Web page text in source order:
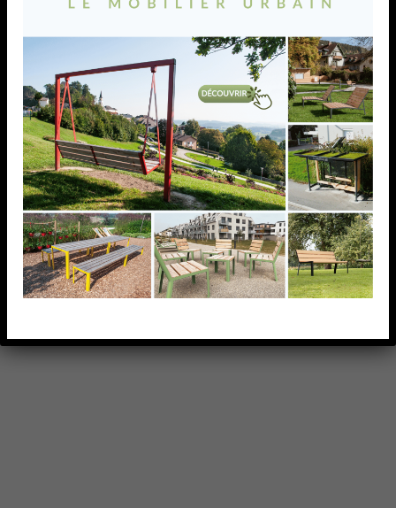
RACCORD DROIT, 25 X 25
X 2,0 MM,AISI316 BROSSE
RACCORD DROIT, 25 X 25 X 2,0 MM,AISI316 BROSSE
AJOUTER À MA LISTE